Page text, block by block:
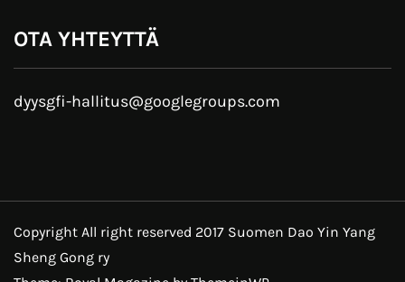
OTA YHTEYTTÄ
dyysgfi-hallitus@googlegroups.com
Copyright All right reserved 2017 Suomen Dao Yin Yang
Sheng Gong ry